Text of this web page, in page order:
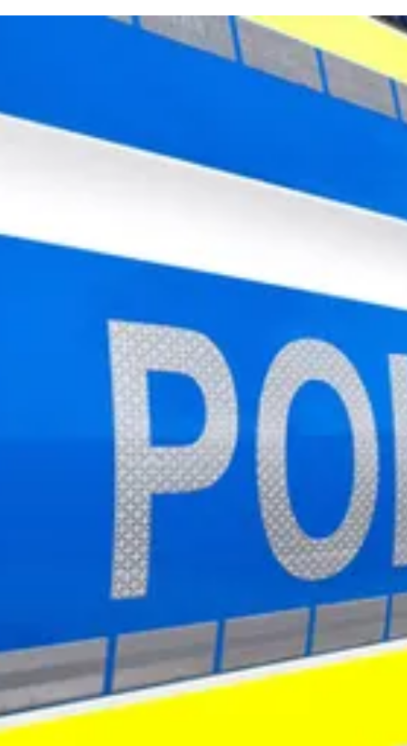
Landkreis Celle führt einen kreisweiten
Warntag durch Sirenen, Warnapps
Cell Broadcast werden am 24. April
Foto: Symbolfoto SaWa CELLE (lkc). Der Landkreis Celle führt
am Donnerstag, den 24. April, einen kreisweiten Warntag